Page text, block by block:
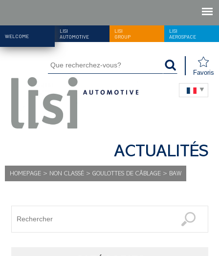
WELCOME
LISI
AUTOMOTIVE
LISI
GROUP
LISI
AEROSPACE
Favoris
ACTUALITÉS
HOMEPAGE > NON CLASSÉ > GOULOTTES DE CÂBLAGE > BAW